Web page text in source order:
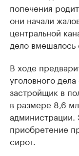
попечения
они начали
центральной
дело вмешалось
В ходе
уголовного
застройщик в
в размере 8,6
администрации.
приобретение
сирот.